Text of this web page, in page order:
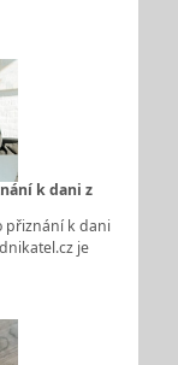
k dani z
přiznání k dani
je